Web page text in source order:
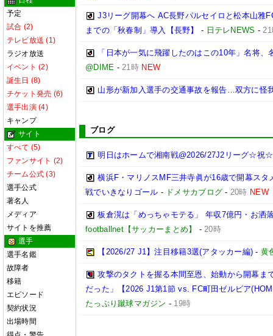
予定
試合 (2)
テレビ放送 (1)
ラジオ放送
イベント (2)
誕生日 (8)
チケット発売 (6)
選手出演 (4)
キャンプ
サイト
すべて (5)
ファンサイト (2)
チーム公式 (3)
選手公式
著名人
メディア
サイトを推薦
選手
選手名鑑
故障者
移籍
エピソード
契約状況
出場時間
J3リーグ開幕へ AC長野パルセイロと松本山雅
までの「秋春制」導入【長野】
- 日テレNEWS -
「日本が一気に飛躍したのはこの10年」名将
@DIME -21時 NEW
山形が新加入選手の交通事故を報告…双方に怪
ブログ
明日はホームで湘南戦@2026/27J2リーグ☆
横浜F・マリノスMF三井寺眞が16歳で開幕ス
戦でいきなりゴール - ドメサカブログ - 20時 NEW
板倉滉は「めっちゃモテる」 年収7億円・お洒
footballnet【サッカーまとめ】
-20時
【2026/27 J1】注目移籍3選(アタッカー編) -黄
攻撃のタクトを握る本間至恩、始動から開幕ま
だった」【2026 J1第1節 vs. FC町田ゼルビア
たっぷり蹴球マガジン - 19時